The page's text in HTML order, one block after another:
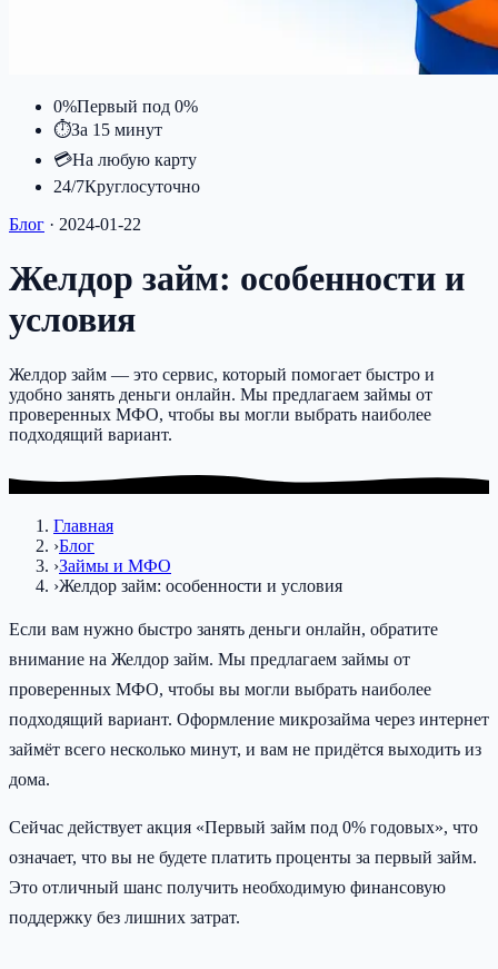
0%Первый под 0%
⏱За 15 минут
💳На любую карту
24/7Круглосуточно
Блог · 2024-01-22
Желдор займ: особенности и
условия
Желдор займ — это сервис, который помогает быстро и
удобно занять деньги онлайн. Мы предлагаем займы от
проверенных МФО, чтобы вы могли выбрать наиболее
подходящий вариант.
Главная
›Блог
›Займы и МФО
›Желдор займ: особенности и условия
Если вам нужно быстро занять деньги онлайн, обратите
внимание на Желдор займ. Мы предлагаем займы от
проверенных МФО, чтобы вы могли выбрать наиболее
подходящий вариант. Оформление микрозайма через интернет
займёт всего несколько минут, и вам не придётся выходить из
дома.
Сейчас действует акция «Первый займ под 0% годовых», что
означает, что вы не будете платить проценты за первый займ.
Это отличный шанс получить необходимую финансовую
поддержку без лишних затрат.